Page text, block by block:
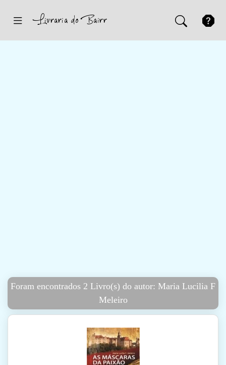
Foram encontrados 2 Livro(s) do autor: Maria Lucilia F
Meleiro